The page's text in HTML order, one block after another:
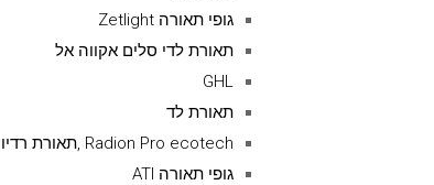
גופי תאורה Zetlight
תאורת לדי סלים אקווה אל
GHL
תאורת לד
Radion Pro ecotech ,תאורת רדיון פרו
גופי תאורה ATI